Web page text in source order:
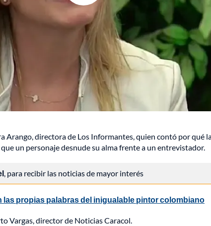
Arango, directora de Los Informantes, quien contó por qué
un personaje desnude su alma frente a un entrevistador.
, para recibir las noticias de mayor interés
las propias palabras del inigualable pintor colombiano
Vargas, director de Noticias Caracol.